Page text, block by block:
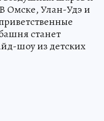
Омске, Улан-Удэ и
станет
шоу из детских